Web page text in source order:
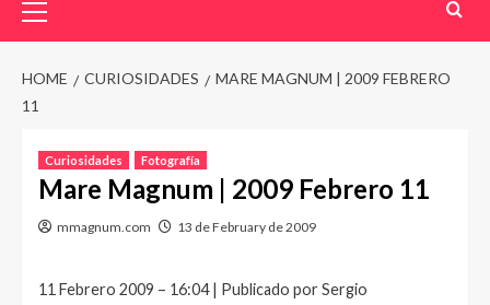
Menu
HOME CURIOSIDADES
MARE MAGNUM | 2009 FEBRERO
11
Curiosidades Fotografía
Mare Magnum | 2009 Febrero 11
mmagnum.com 13 de February de 2009
11 Febrero 2009 – 16:04 | Publicado por Sergio